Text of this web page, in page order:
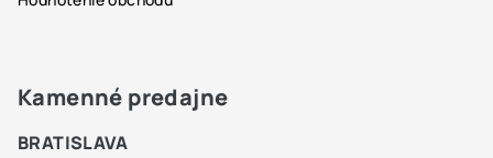
Kamenné predajne
BRATISLAVA